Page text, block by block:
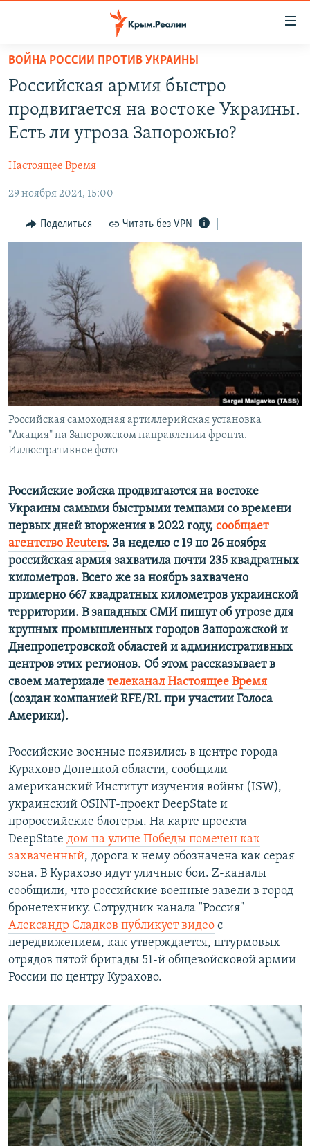
Вернуться
основному
содержанию
Вернутся
главной
Вернутся
поиску
11 ЛЕТ ОККУПАЦИИ КРЫМА. 11 ИСТОРИЙ СОПРОТИВЛЕНИЯ
ВОДА
ЕЩЕ
ИНТЕРАКТИВ
ИНФОГРАФИКА
ТЕЛЕПРОЕКТ КРЫМ.РЕАЛИИ
СОВЕТЫ ПРАВОЗАЩИТНИКОВ
ПРОПАВШИЕ БЕЗ ВЕСТИ
ПОБЕДИТЕЛЕЙ НЕ СУДЯТ?
КРЫМ.НЕПОКОРЕННЫЙ
ELIFBE
УКРАИНСКАЯ ПРОБЛЕМА КРЫМА
РАДІО СВОБОДА
КАК ОБОЙТИ БЛОКИРОВКУ
Українською
Qırımtatar
ПРИСОЕДИНЯЙТЕСЬ!
Все сайты RFE/RL
ВОЙНА РОССИИ ПРОТИВ УКРАИНЫ
Российская армия быстро
продвигается на востоке Украины.
Есть ли угроза Запорожью?
Настоящее Время
29 ноября 2024, 15:00
Поделиться Читать без VPN
Российская самоходная артиллерийская установка
"Акация" на Запорожском направлении фронта.
Иллюстративное фото
Российские войска продвигаются на востоке
Украины самыми быстрыми темпами со времени
первых дней вторжения в 2022 году, сообщает
агентство Reuters. За неделю с 19 по 26 ноября
российская армия захватила почти 235 квадратных
километров. Всего же за ноябрь захвачено
примерно 667 квадратных километров украинской
территории. В западных СМИ пишут об угрозе для
крупных промышленных городов Запорожской и
Днепропетровской областей и административных
центров этих регионов. Об этом рассказывает в
своем материале телеканал Настоящее Время
(создан компанией RFE/RL при участии Голоса
Америки).
Российские военные появились в центре города
Курахово Донецкой области, сообщили
американский Институт изучения войны (ISW),
украинский OSINT-проект DeepState и
пророссийские блогеры. На карте проекта
DeepState дом на улице Победы помечен как
захваченный, дорога к нему обозначена как серая
зона. В Курахово идут уличные бои. Z-каналы
сообщили, что российские военные завели в город
бронетехнику. Сотрудник канала "Россия"
Александр Сладков публикует видео с
передвижением, как утверждается, штурмовых
отрядов пятой бригады 51-й общевойсковой армии
России по центру Курахово.